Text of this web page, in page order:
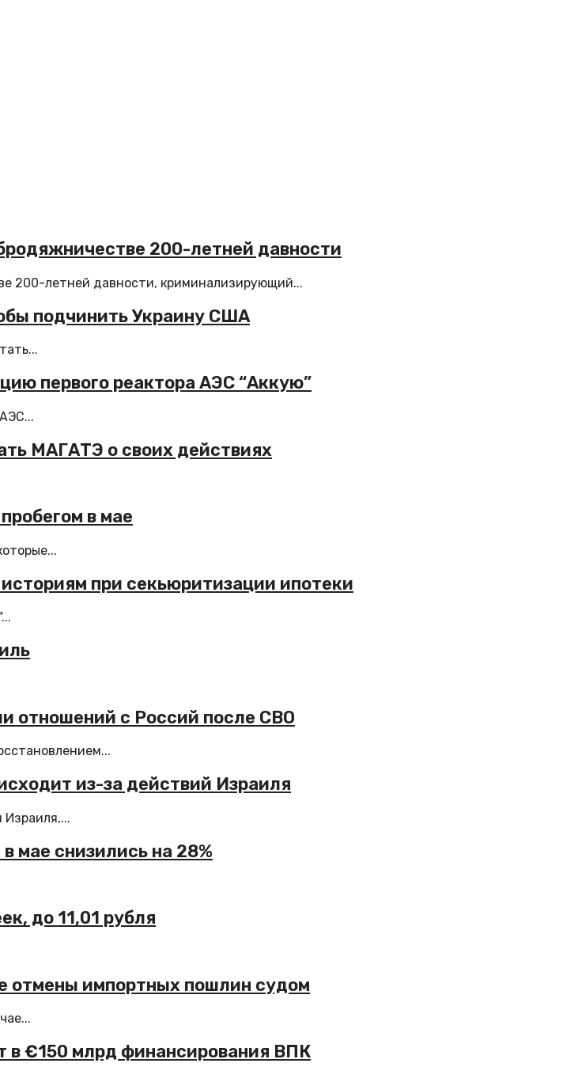
200-летней давности
200-летней давности, криминализирующий...
подчинить Украину США
первого реактора АЭС “Аккую”
МАГАТЭ о своих действиях
в мае
при секьюритизации ипотеки
отношений с Россий после СВО
из-за действий Израиля
мае снизились на 28%
до 11,01 рубля
отмены импортных пошлин судом
в €150 млрд финансирования ВПК